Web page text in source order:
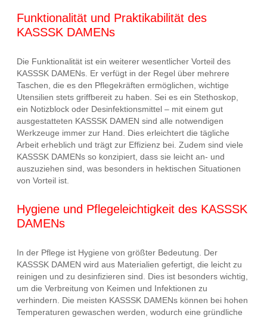
Funktionalität und Praktikabilität des
KASSSK DAMENs
Die Funktionalität ist ein weiterer wesentlicher Vorteil des
KASSSK DAMENs. Er verfügt in der Regel über mehrere
Taschen, die es den Pflegekräften ermöglichen, wichtige
Utensilien stets griffbereit zu haben. Sei es ein Stethoskop,
ein Notizblock oder Desinfektionsmittel – mit einem gut
ausgestatteten KASSSK DAMEN sind alle notwendigen
Werkzeuge immer zur Hand. Dies erleichtert die tägliche
Arbeit erheblich und trägt zur Effizienz bei. Zudem sind viele
KASSSK DAMENs so konzipiert, dass sie leicht an- und
auszuziehen sind, was besonders in hektischen Situationen
von Vorteil ist.
Hygiene und Pflegeleichtigkeit des KASSSK
DAMENs
In der Pflege ist Hygiene von größter Bedeutung. Der
KASSSK DAMEN wird aus Materialien gefertigt, die leicht zu
reinigen und zu desinfizieren sind. Dies ist besonders wichtig,
um die Verbreitung von Keimen und Infektionen zu
verhindern. Die meisten KASSSK DAMENs können bei hohen
Temperaturen gewaschen werden, wodurch eine gründliche